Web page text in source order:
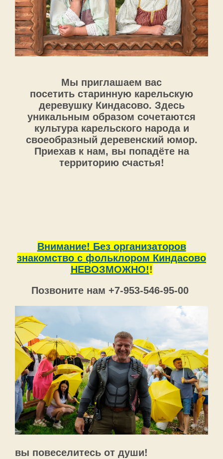
Мы приглашаем вас
посетить старинную карельскую
деревушку Киндасово. Здесь
уникальным образом сочетаются
культура карельского народа и
своеобразный деревенский юмор.
Приехав к нам, вы попадёте на
территорию счастья!
Внимание! Без организаторов
знакомство с фольклором Киндасово
НЕВОЗМОЖНО!!
Позвоните нам +7-953-546-95-00
вы повеселитесь от души!